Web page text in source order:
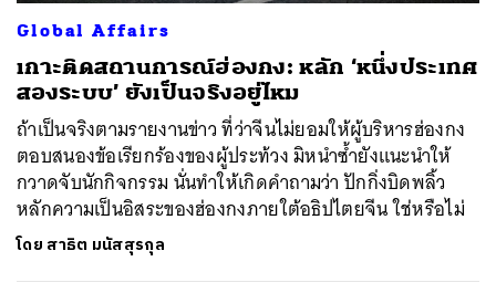
Global Affairs
เกาะติดสถานการณ์ฮ่องกง: หลัก ‘หนึ่งประเทศ
สองระบบ’ ยังเป็นจริงอยู่ไหม
ถ้าเป็นจริงตามรายงานข่าว ที่ว่าจีนไม่ยอมให้ผู้บริหารฮ่องกง
ตอบสนองข้อเรียกร้องของผู้ประท้วง มิหนำซ้ำยังแนะนำให้
กวาดจับนักกิจกรรม นั่นทำให้เกิดคำถามว่า ปักกิ่งบิดพลิ้ว
หลักความเป็นอิสระของฮ่องกงภายใต้อธิปไตยจีน ใช่หรือไม่
โดย สาธิต มนัสสุรกุล